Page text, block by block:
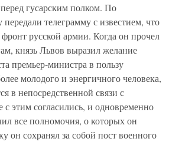
гусарским полком. По
телеграмму с известием, что
русской армии. Когда он прочел
князь Львов выразил желание
премьер-министра в пользу
молодого и энергичного человека,
в непосредственной связи с
с этим согласились, и одновременно
все полномочия, о которых он
он сохранял за собой пост военного